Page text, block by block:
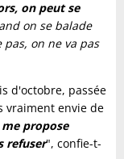
on peut se
on se balade
on ne va pas
d'octobre, passée
vraiment envie de
propose
refuser", confie-t-